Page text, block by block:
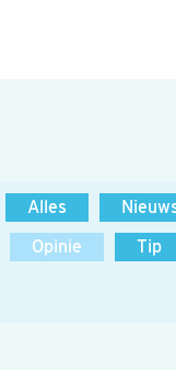
Alles
Opinie Tip